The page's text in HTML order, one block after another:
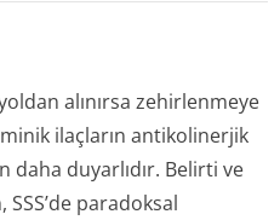
alınırsa zehirlenmeye
ilaçların antikolinerjik
duyarlıdır. Belirti ve
paradoksal